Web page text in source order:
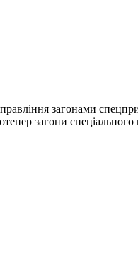
загонами
загони